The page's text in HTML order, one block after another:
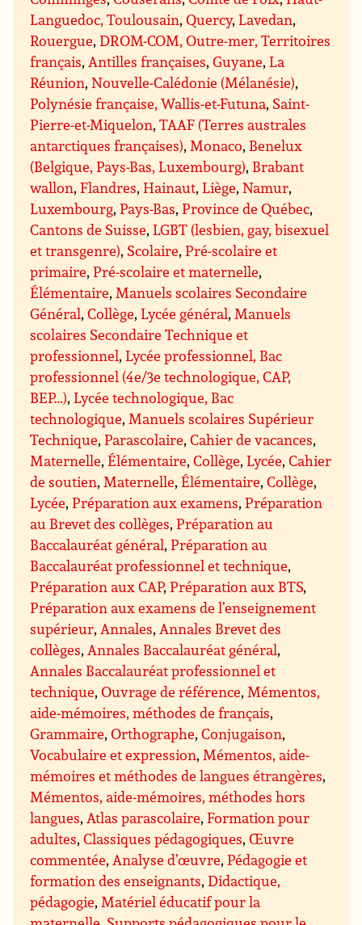
Languedoc, Toulousain,Quercy,Lavedan,
Rouergue,DROM-COM, Outre-mer, Territoires
français, Antilles françaises,Guyane,La
Réunion,Nouvelle-Calédonie (Mélanésie),
Polynésie française, Wallis-et-Futuna, Saint-
Pierre-et-Miquelon,TAAF (Terres australes
antarctiques françaises), Monaco, Benelux
(Belgique, Pays-Bas, Luxembourg), Brabant
wallon,Flandres,Hainaut,Liège,Namur,
Luxembourg,Pays-Bas,Province de Québec,
Cantons de Suisse,LGBT (lesbien, gay, bisexuel
et transgenre), Scolaire,Pré-scolaire et
primaire,Pré-scolaire et maternelle,
Élémentaire, Manuels scolaires Secondaire
Général,Collège,Lycée général, Manuels
scolaires Secondaire Technique et
professionnel,Lycée professionnel, Bac
professionnel (4e/3e technologique, CAP,
BEP…),Lycée technologique, Bac
technologique, Manuels scolaires Supérieur
Technique,Parascolaire,Cahier de vacances,
Maternelle,Élémentaire,Collège,Lycée,Cahier
de soutien, Maternelle,Élémentaire,Collège,
Lycée,Préparation aux examens,Préparation
au Brevet des collèges,Préparation au
Baccalauréat général,Préparation au
Baccalauréat professionnel et technique,
Préparation aux CAP,Préparation aux BTS,
Préparation aux examens de l’enseignement
supérieur, Annales, Annales Brevet des
collèges, Annales Baccalauréat général,
Annales Baccalauréat professionnel et
technique,Ouvrage de référence, Mémentos,
aide-mémoires, méthodes de français,
Grammaire,Orthographe,Conjugaison,
Vocabulaire et expression, Mémentos, aide-
mémoires et méthodes de langues étrangères,
Mémentos, aide-mémoires, méthodes hors
langues, Atlas parascolaire,Formation pour
adultes,Classiques pédagogiques,Œuvre
commentée, Analyse d’œuvre,Pédagogie et
formation des enseignants,Didactique,
pédagogie, Matériel éducatif pour la